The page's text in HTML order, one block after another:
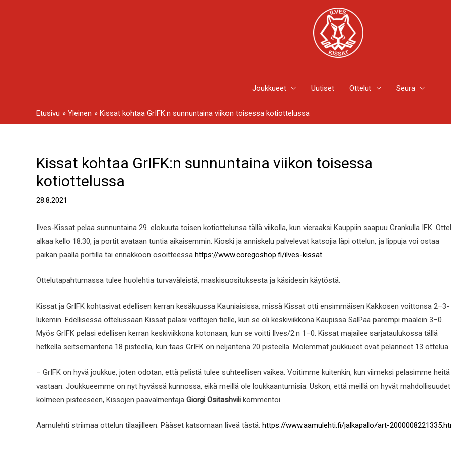
Joukkueet Uutiset Ottelut Seura
Etusivu Yleinen Kissat kohtaa GrIFK:n sunnuntaina viikon toisessa kotiottelussa
Kissat kohtaa GrIFK:n sunnuntaina viikon toisessa
kotiottelussa
28.8.2021
Ilves-Kissat pelaa sunnuntaina 29. elokuuta toisen kotiottelunsa tällä viikolla, kun vieraaksi Kauppiin saapuu Grankulla IFK.
alkaa kello 18.30, ja portit avataan tuntia aikaisemmin. Kioski ja anniskelu palvelevat katsojia läpi ottelun, ja lippuja voi ostaa
paikan päällä portilla tai ennakkoon osoitteessa https://www.coregoshop.fi/ilves-kissat.
Ottelutapahtumassa tulee huolehtia turvaväleistä, maskisuosituksesta ja käsidesin käytöstä.
Kissat ja GrIFK kohtasivat edellisen kerran kesäkuussa Kauniaisissa, missä Kissat otti ensimmäisen Kakkosen voittonsa 2–3-
lukemin. Edellisessä ottelussaan Kissat palasi voittojen tielle, kun se oli keskiviikkona Kaupissa SalPaa parempi maalein 3–0.
Myös GrIFK pelasi edellisen kerran keskiviikkona kotonaan, kun se voitti Ilves/2:n 1–0. Kissat majailee sarjataulukossa tällä
hetkellä seitsemäntenä 18 pisteellä, kun taas GrIFK on neljäntenä 20 pisteellä. Molemmat joukkueet ovat pelanneet 13 ottelua.
– GrIFK on hyvä joukkue, joten odotan, että pelistä tulee suhteellisen vaikea. Voitimme kuitenkin, kun viimeksi pelasimme heitä
vastaan. Joukkueemme on nyt hyvässä kunnossa, eikä meillä ole loukkaantumisia. Uskon, että meillä on hyvät mahdollisuudet
kolmeen pisteeseen, Kissojen päävalmentaja Giorgi Ositashvili kommentoi.
Aamulehti striimaa ottelun tilaajilleen. Pääset katsomaan liveä tästä: https://www.aamulehti.fi/jalkapallo/art-
Artikkelien
selaus